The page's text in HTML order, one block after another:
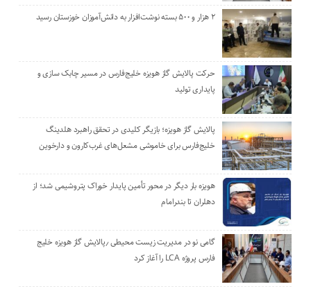
۲ هزار و ۵۰۰ بسته نوشت‌افزار به دانش‌آموزان خوزستان رسید
حرکت پالایش گاز هویزه خلیج‌فارس در مسیر چابک سازی و
پایداری تولید
پالایش گاز هویزه؛ بازیگر کلیدی در تحقق راهبرد هلدینگ
خلیج‌فارس برای خاموشی مشعل‌های غرب‌کارون و دارخوین
هویزه بار دیگر در محور تأمین پایدار خوراک پتروشیمی شد؛ از
دهلران تا بندرامام
گامی نو در مدیریت زیست ‌محیطی ٫پالایش گاز هویزه خلیج
‌فارس پروژه LCA را آغاز کرد